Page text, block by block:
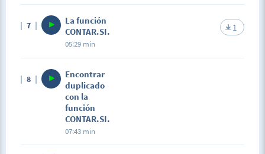
7
La función
CONTAR.SI.
05:29 min
1
8
Encontrar
duplicado
con la
función
CONTAR.SI.
07:43 min